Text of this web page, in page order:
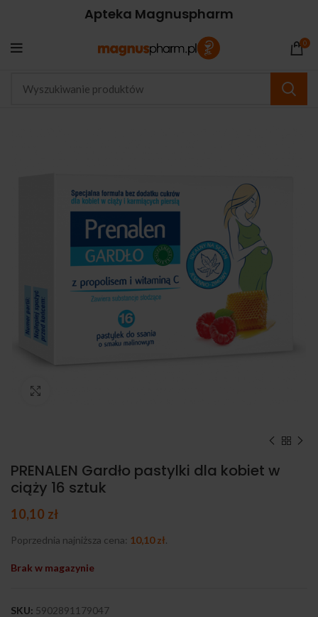
Apteka Magnuspharm
0
PRENALEN Gardło pastylki dla kobiet w
ciąży 16 sztuk
10,10 zł
Poprzednia najniższa cena: 10,10zł.
Brak w magazynie
SKU: 5902891179047